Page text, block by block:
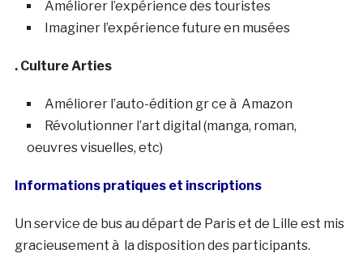
Améliorer l’expérience des touristes
Imaginer l’expérience future en musées
. Culture Arties
Améliorer l’auto-édition gr ce à Amazon
Révolutionner l’art digital (manga, roman,
oeuvres visuelles, etc)
Informations pratiques et inscriptions
Un service de bus au départ de Paris et de Lille est mis
gracieusement à la disposition des participants.